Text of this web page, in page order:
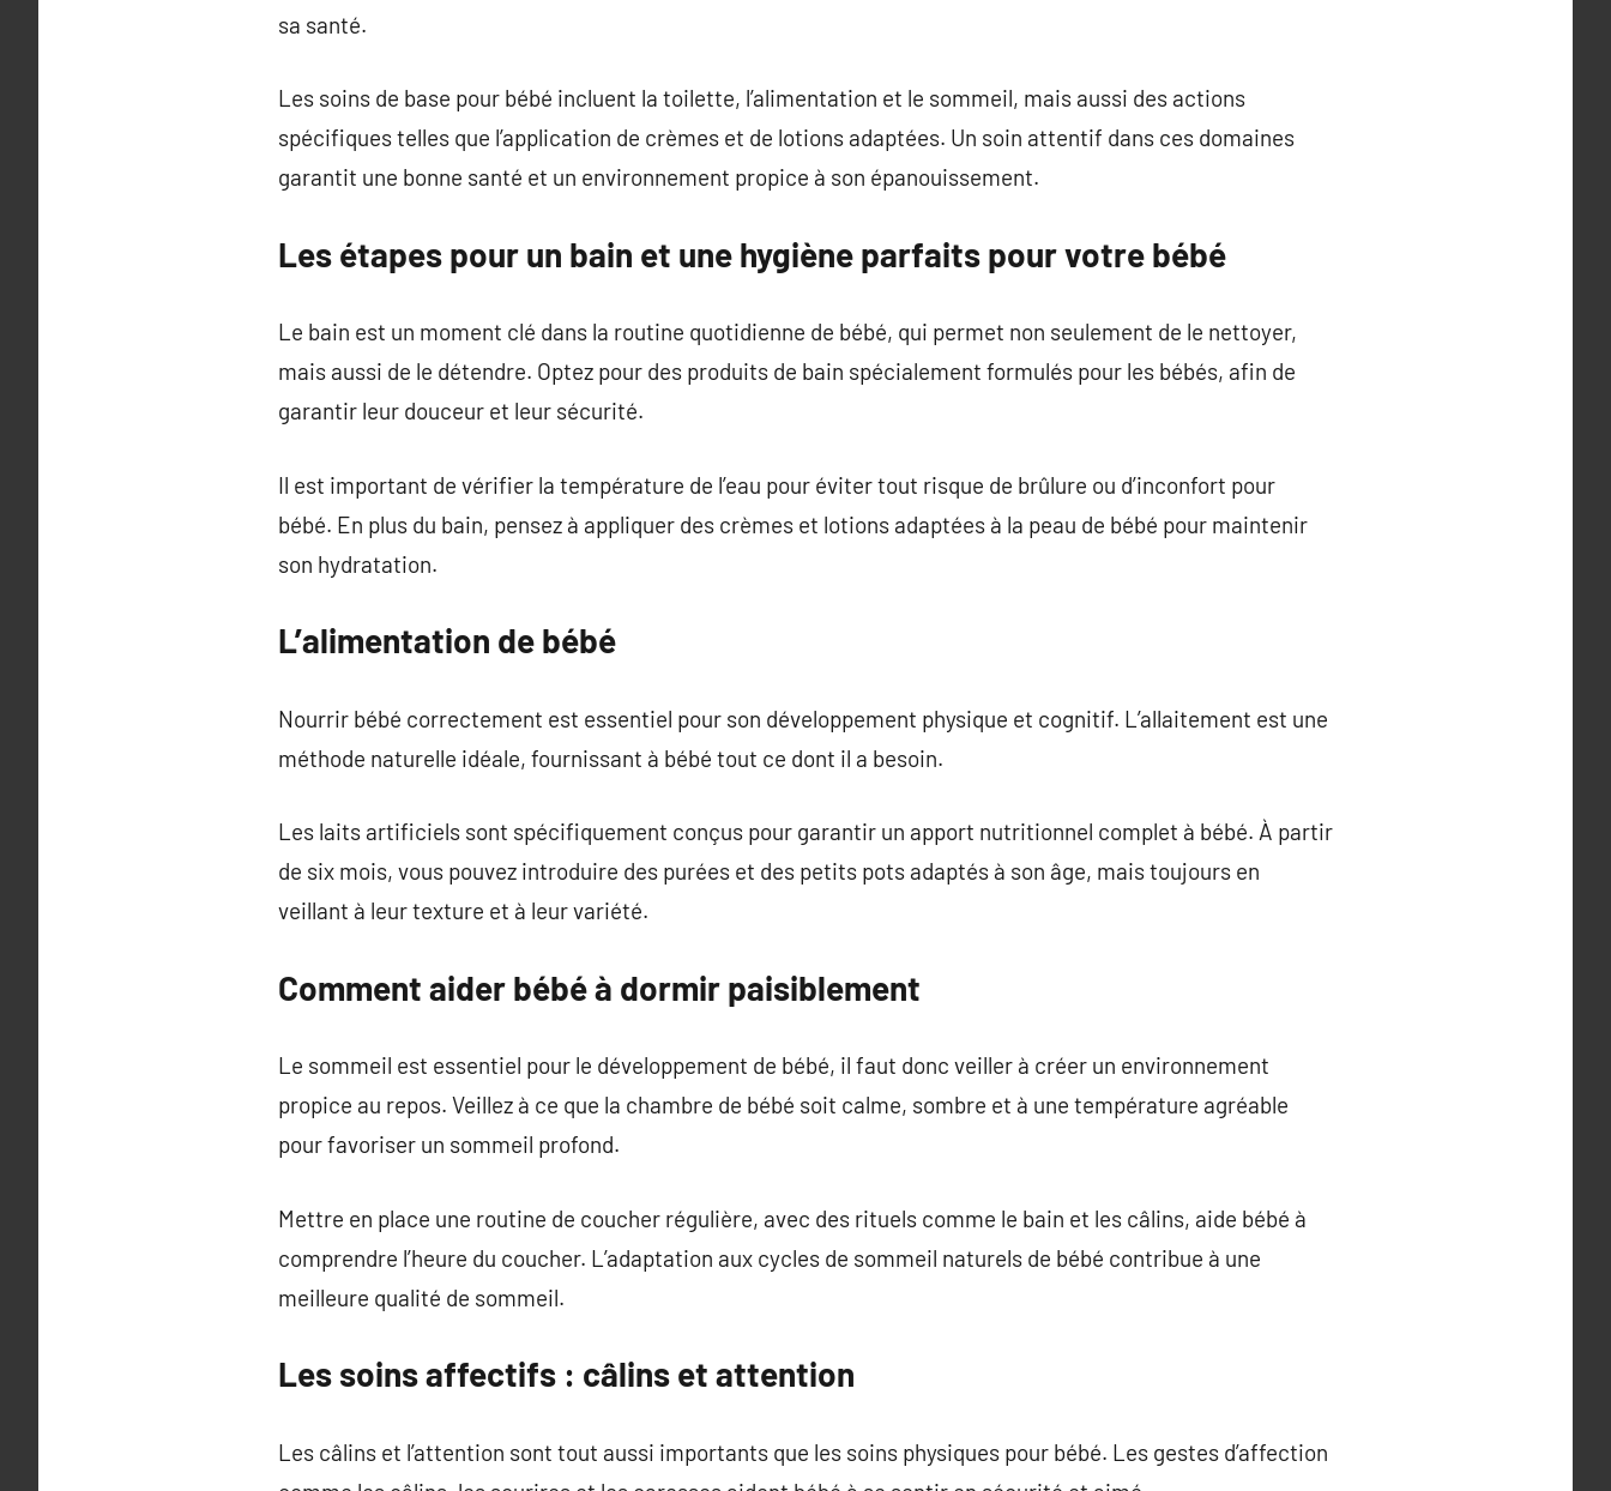
sa santé.
Les soins de base pour bébé incluent la toilette, l’alimentation et le sommeil, mais aussi des actions
spécifiques telles que l’application de crèmes et de lotions adaptées. Un soin attentif dans ces domaines
garantit une bonne santé et un environnement propice à son épanouissement.
Les étapes pour un bain et une hygiène parfaits pour votre bébé
Le bain est un moment clé dans la routine quotidienne de bébé, qui permet non seulement de le nettoyer,
mais aussi de le détendre. Optez pour des produits de bain spécialement formulés pour les bébés, afin de
garantir leur douceur et leur sécurité.
Il est important de vérifier la température de l’eau pour éviter tout risque de brûlure ou d’inconfort pour
bébé. En plus du bain, pensez à appliquer des crèmes et lotions adaptées à la peau de bébé pour maintenir
son hydratation.
L’alimentation de bébé
Nourrir bébé correctement est essentiel pour son développement physique et cognitif. L’allaitement est une
méthode naturelle idéale, fournissant à bébé tout ce dont il a besoin.
Les laits artificiels sont spécifiquement conçus pour garantir un apport nutritionnel complet à bébé. À partir
de six mois, vous pouvez introduire des purées et des petits pots adaptés à son âge, mais toujours en
veillant à leur texture et à leur variété.
Comment aider bébé à dormir paisiblement
Le sommeil est essentiel pour le développement de bébé, il faut donc veiller à créer un environnement
propice au repos. Veillez à ce que la chambre de bébé soit calme, sombre et à une température agréable
pour favoriser un sommeil profond.
Mettre en place une routine de coucher régulière, avec des rituels comme le bain et les câlins, aide bébé à
comprendre l’heure du coucher. L’adaptation aux cycles de sommeil naturels de bébé contribue à une
meilleure qualité de sommeil.
Les soins affectifs : câlins et attention
Les câlins et l’attention sont tout aussi importants que les soins physiques pour bébé. Les gestes d’affection